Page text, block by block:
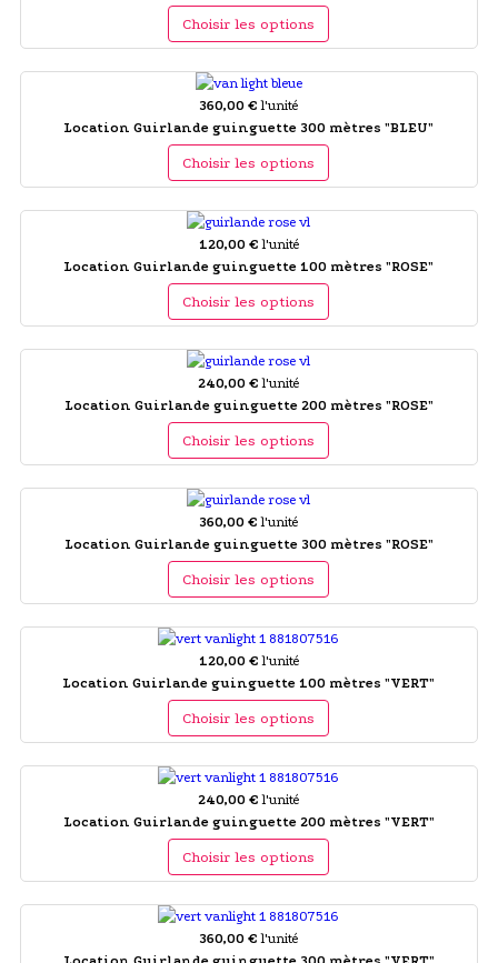
Choisir les options
360,00 € l'unité
Location Guirlande guinguette 300 mètres "BLEU"
Choisir les options
120,00 € l'unité
Location Guirlande guinguette 100 mètres "ROSE"
Choisir les options
240,00 € l'unité
Location Guirlande guinguette 200 mètres "ROSE"
Choisir les options
360,00 € l'unité
Location Guirlande guinguette 300 mètres "ROSE"
Choisir les options
120,00 € l'unité
Location Guirlande guinguette 100 mètres "VERT"
Choisir les options
240,00 € l'unité
Location Guirlande guinguette 200 mètres "VERT"
Choisir les options
360,00 € l'unité